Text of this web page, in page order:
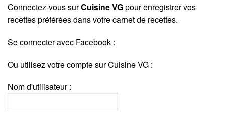
Connectez-vous surCuisine VGpour enregistrer vos
recettes préférées dans votre carnet de recettes.
Se connecter avec Facebook :
Ou utilisez votre compte sur Cuisine VG :
Nom d'utilisateur :